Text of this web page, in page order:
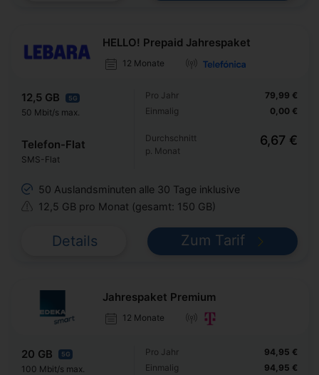
HELLO! Prepaid Jahrespaket
12 Monate
12,5 GB 5G
50 Mbit/s max.
Telefon-Flat
SMS-Flat
Pro Jahr
Einmalig
79,99 €
0,00 €
Durchschnitt
p. Monat
6,67 €
50 Auslandsminuten alle 30 Tage inklusive
12,5 GB pro Monat (gesamt: 150 GB)
Details Zum Tarif
Jahrespaket Premium
12 Monate
20 GB 5G
100 Mbit/s max.
Pro Jahr
Einmalig
94,95 €
94,95 €